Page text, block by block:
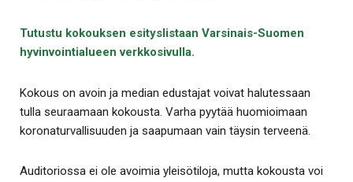
Tutustu kokouksen esityslistaan Varsinais-Suomen
hyvinvointialueen verkkosivulla.
Kokous on avoin ja median edustajat voivat halutessaan
tulla seuraamaan kokousta. Varha pyytää huomioimaan
koronaturvallisuuden ja saapumaan vain täysin terveenä.
Auditoriossa ei ole avoimia yleisötiloja, mutta kokousta voi